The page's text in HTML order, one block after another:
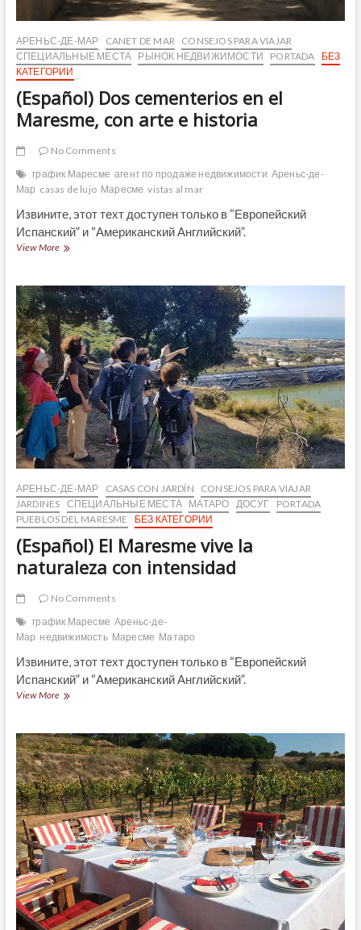
АРЕНЬС-ДЕ-МАР CANET DE MAR
CONSEJOS PARA VIAJAR
СПЕЦИАЛЬНЫЕ МЕСТА РЫНОК НЕДВИЖИМОСТИ PORTADA
БЕЗ
КАТЕГОРИИ
(Español) Dos cementerios en el
Maresme, con arte e historia
No Comments
график Маресме агент по продаже недвижимости Ареньс-де-
Мар casas de lujo Маресме vistas al mar
Извините, этот техт доступен только в “Европейский
Испанский” и “Американский Английский”.
View More(Español)
en
el
Maresme,
con
arte
e
historia
АРЕНЬС-ДЕ-МАР CASAS CON JARDÍN
CONSEJOS PARA VIAJAR
JARDINES СПЕЦИАЛЬНЫЕ МЕСТА МАТАРО ДОСУГ
PORTADA
PUEBLOS DEL MARESME
БЕЗ КАТЕГОРИИ
(Español) El Maresme vive la
naturaleza con intensidad
No Comments
график Маресме Ареньс-де-
Мар недвижимость Маресме Матаро
Извините, этот техт доступен только в “Европейский
Испанский” и “Американский Английский”.
View More(Español)
vive
la
naturaleza
con
intensidad